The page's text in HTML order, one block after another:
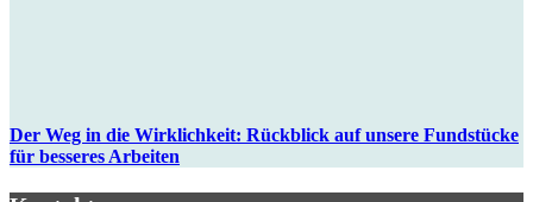
Der Weg in die Wirklichkeit: Rückblick auf unsere Fundstücke
für besseres Arbeiten